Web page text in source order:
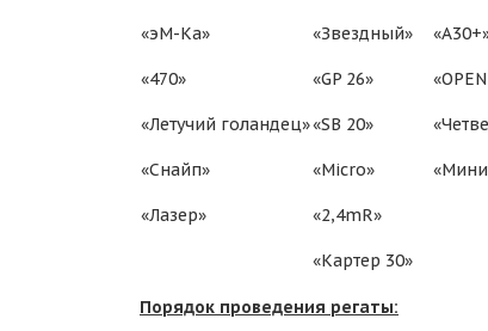
«эМ-Ка»
«470»
«Летучий голандец»
«Снайп»
«Лазер»
«Звездный»
«GP 26»
«SB 20»
«Micro»
«2,4mR»
«Картер 30»
Порядок проведения регаты: